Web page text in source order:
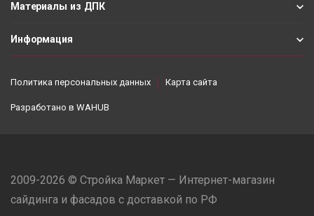
Материалы из ДПК
Информация
Политика персональных данных Карта сайта
Разработано в WAHUB
2009-2026 © Стройка Маркет — Интернет-магазин
сайдинга и фасадов с доставкой по РФ